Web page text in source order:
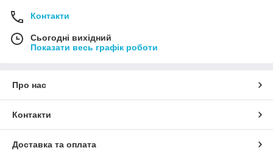
Контакти
Сьогодні вихідний
Показати весь графік роботи
Про нас
Контакти
Доставка та оплата